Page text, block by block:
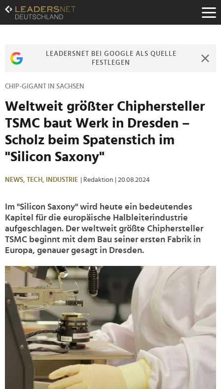
Zum
Inhalt
Zur
Zur
LEADERSNET BEI GOOGLE ALS QUELLE
FESTLEGEN
CHIP-GIGANT IN SACHSEN
Weltweit größter Chiphersteller
TSMC baut Werk in Dresden –
Scholz beim Spatenstich im
"Silicon Saxony"
NEWS, TECH, INDUSTRIE | Redaktion | 20.08.2024
Im "Silicon Saxony" wird heute ein bedeutendes
Kapitel für die europäische Halbleiterindustrie
aufgeschlagen. Der weltweit größte Chiphersteller
TSMC beginnt mit dem Bau seiner ersten Fabrik in
Europa, genauer gesagt in Dresden.
>